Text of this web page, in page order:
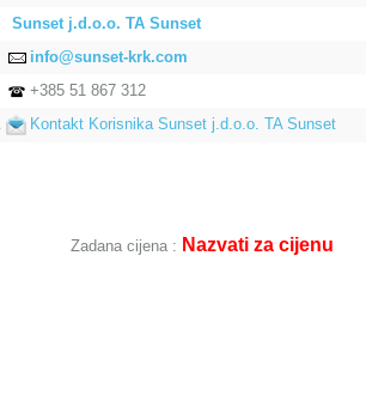
Sunset j.d.o.o. TA Sunset
info@sunset-krk.com
+385 51 867 312
Kontakt Korisnika Sunset j.d.o.o. TA Sunset
Zadana cijena : Nazvati za cijenu